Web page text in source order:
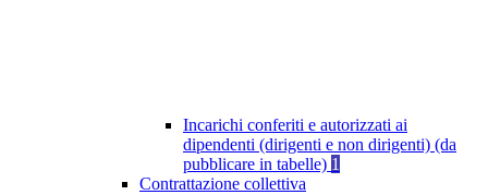
Incarichi conferiti e autorizzati ai
dipendenti (dirigenti e non dirigenti) (da
pubblicare in tabelle) 1
Contrattazione collettiva